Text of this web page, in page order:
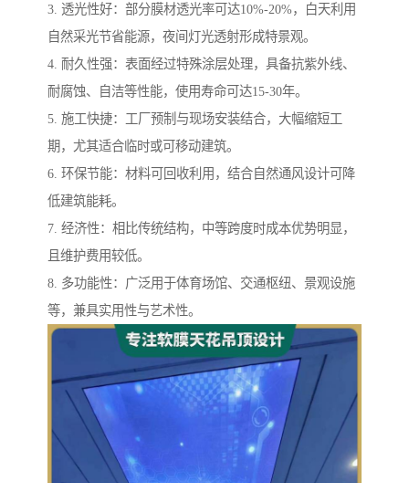
3. 透光性好：部分膜材透光率可达10%-20%，白天利用
自然采光节省能源，夜间灯光透射形成特景观。
4. 耐久性强：表面经过特殊涂层处理，具备抗紫外线、
耐腐蚀、自洁等性能，使用寿命可达15-30年。
5. 施工快捷：工厂预制与现场安装结合，大幅缩短工
期，尤其适合临时或可移动建筑。
6. 环保节能：材料可回收利用，结合自然通风设计可降
低建筑能耗。
7. 经济性：相比传统结构，中等跨度时成本优势明显，
且维护费用较低。
8. 多功能性：广泛用于体育场馆、交通枢纽、景观设施
等，兼具实用性与艺术性。